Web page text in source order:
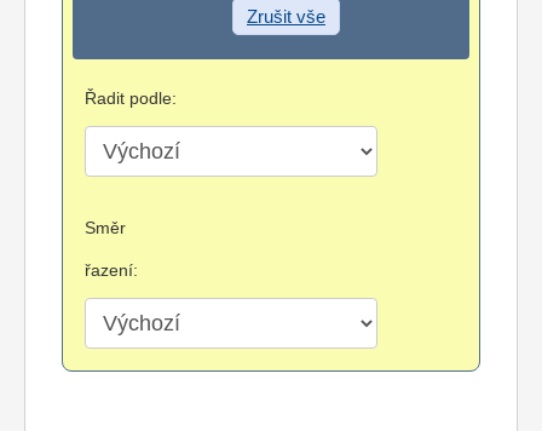
Zrušit vše
Řadit podle:
Směr
řazení: